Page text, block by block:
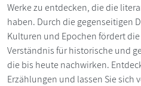
Werke zu entdecken, die die
haben. Durch die gegenseitigen
Kulturen und Epochen fördert
Verständnis für historische und
die bis heute nachwirken.
Erzählungen und lassen Sie sich